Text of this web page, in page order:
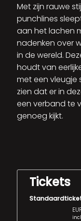
Met zijn rauwe
punchlines
aan het lachen
nadenken over
in de wereld.
houdt van
met een vleugje
zien dat er in
een verband te
genoeg kijkt.
Tickets